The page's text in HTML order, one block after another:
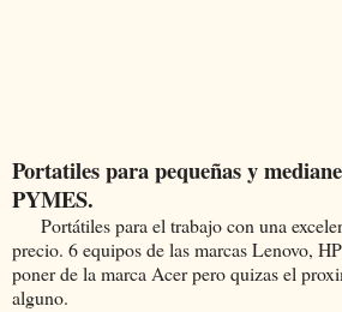
Portatiles para pequeñas y
PYMES.
Portátiles para el trabajo con una
precio. 6 equipos de las marcas Lenovo,
poner de la marca Acer pero quizas el
alguno.